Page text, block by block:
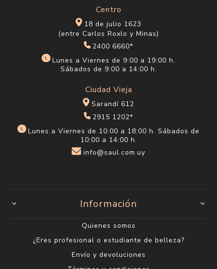
Centro
18 de julio 1623
(entre Carlos Roxlo y Minas)
2400 6660*
Lunes a Viernes de 9:00 a 19:00 h.
Sábados de 9:00 a 14:00 h.
Ciudad Vieja
Sarandí 612
2915 1202*
Lunes a Viernes de 10:00 a 18:00 h. Sábados de
10:00 a 14:00 h.
info@saul.com.uy
Información
Quienes somos
¿Eres profesional o estudiante de belleza?
Envío y devoluciones